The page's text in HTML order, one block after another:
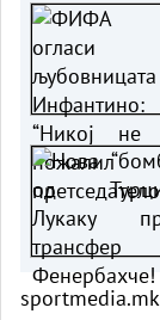
sportmedia.mk